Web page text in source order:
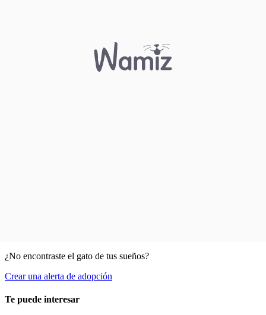
¿No encontraste el gato de tus sueños?
Crear una alerta de adopción
Te puede interesar